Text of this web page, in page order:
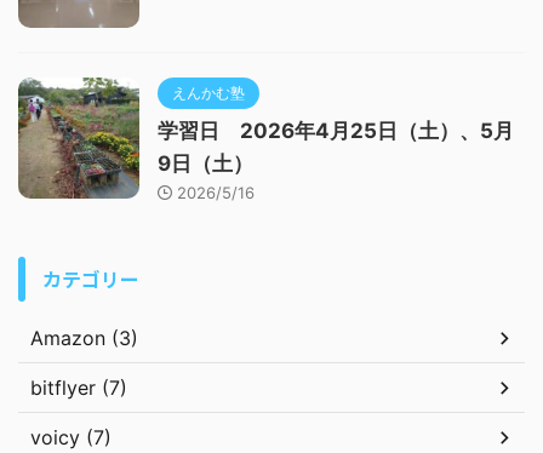
えんかむ塾
学習日 2026年4月25日（土）、5月
9日（土）
2026/5/16
カテゴリー
Amazon (3)
bitflyer (7)
voicy (7)